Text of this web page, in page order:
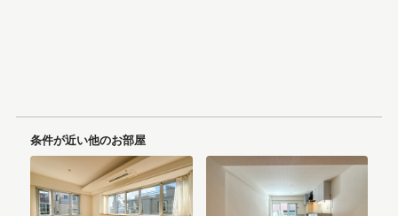
条件が近い他のお部屋